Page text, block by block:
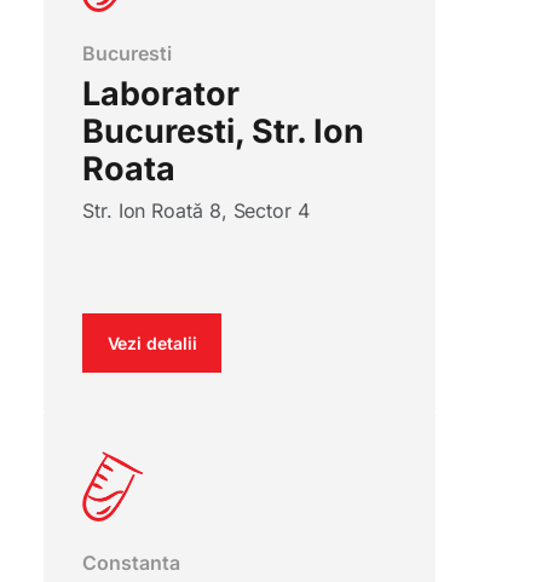
Bucuresti
Laborator
Bucuresti, Str. Ion
Roata
Str. Ion Roată 8, Sector 4
Vezi detalii
Constanta